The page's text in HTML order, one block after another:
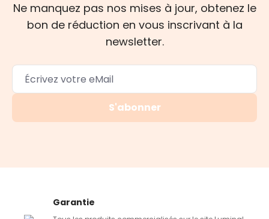
Ne manquez pas nos mises à jour, obtenez le
bon de réduction en vous inscrivant à la
newsletter.
S'abonner
Garantie